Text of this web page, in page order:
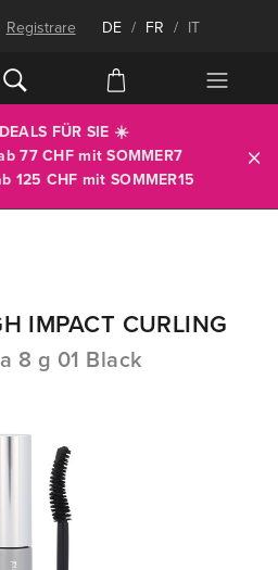
Registrare DE / FR / IT
FÜR SIE ☀️
77 CHF mitSOMMER7
125 CHF mit SOMMER15
IMPACT CURLING
8 g 01 Black